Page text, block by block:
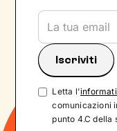
Letta l'
comunicazioni
punto 4.C della